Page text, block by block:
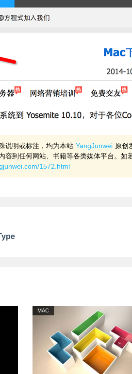
说明或标注，均为本站 YangJunwei 原创
容到任何网站、书籍等各类媒体平台。
1572.html
MAC